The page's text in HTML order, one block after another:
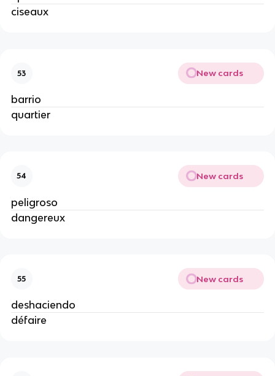
ciseaux
53 New cards
barrio
quartier
54 New cards
peligroso
dangereux
55 New cards
deshaciendo
défaire